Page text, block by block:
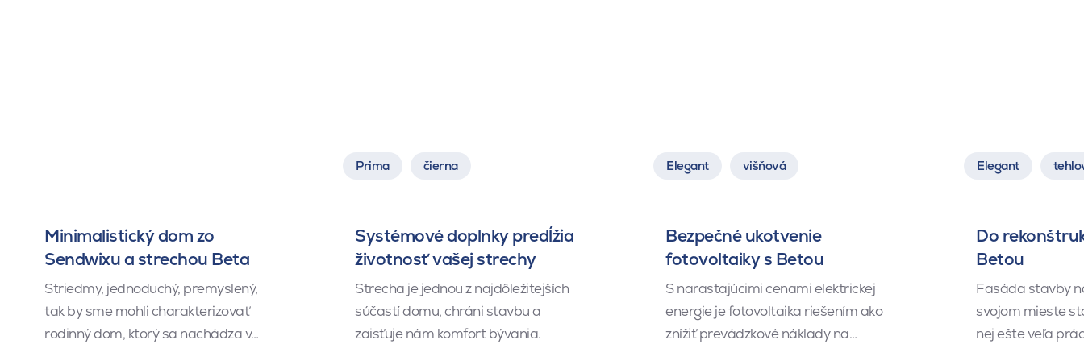
Minimalistický dom zo
Sendwixu a strechou Beta
Striedmy, jednoduchý, premyslený,
tak by sme mohli charakterizovať
rodinný dom, ktorý sa nachádza v…
Prima čierna
Systémové doplnky predĺžia
životnosť vašej strechy
Strecha je jednou z najdôležitejších
súčastí domu, chráni stavbu a
zaisťuje nám komfort bývania.
Elegant višňová
Bezpečné ukotvenie
fotovoltaiky s Betou
S narastajúcimi cenami elektrickej
energie je fotovoltaika riešením ako
znížiť prevádzkové náklady na…
Elegant
Do
Betou
Fasáda stavby
svojom mieste
nej ešte veľa